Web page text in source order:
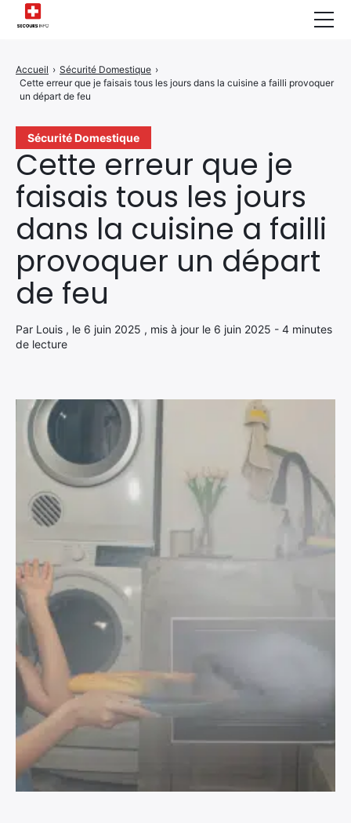
Sécurité Domestique
Cette erreur que je
faisais tous les jours
dans la cuisine a failli
provoquer un départ
de feu
Par Louis , le 6 juin 2025 , mis à jour le 6 juin 2025 - 4 minutes
de lecture
Accueil › Sécurité Domestique ›
Cette erreur que je faisais tous les jours dans la cuisine a failli provoquer
un départ de feu
Infos & Conseils
Actualités des Secours
Santé & Bien-être
A propos de Nous
Contactez-nous
Politique de Confidentialité